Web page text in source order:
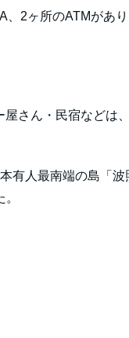
、2ヶ所のATMがあ
さん・民宿などは
有人最南端の島「